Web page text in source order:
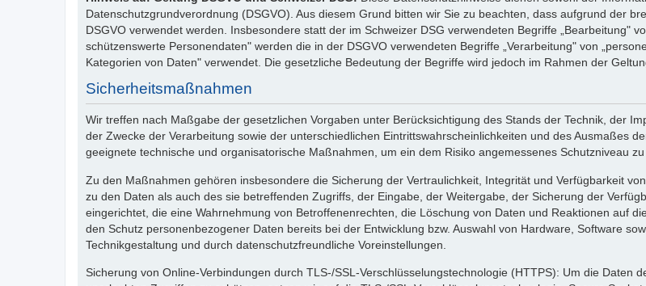
Datenschutzgrundverordnung (DSGVO). Aus diesem Grund bitten wir Sie zu beachten, dass aufgrund der
DSGVO verwendet werden. Insbesondere statt der im Schweizer DSG verwendeten Begriffe „Bearbeitung"
schützenswerte Personendaten" werden die in der DSGVO verwendeten Begriffe „Verarbeitung" von
Kategorien von Daten" verwendet. Die gesetzliche Bedeutung der Begriffe wird jedoch im Rahmen der
Sicherheitsmaßnahmen
Wir treffen nach Maßgabe der gesetzlichen Vorgaben unter Berücksichtigung des Stands der Technik, der
der Zwecke der Verarbeitung sowie der unterschiedlichen Eintrittswahrscheinlichkeiten und des Ausmaßes
geeignete technische und organisatorische Maßnahmen, um ein dem Risiko angemessenes Schutzniveau
Zu den Maßnahmen gehören insbesondere die Sicherung der Vertraulichkeit, Integrität und Verfügbarkeit
zu den Daten als auch des sie betreffenden Zugriffs, der Eingabe, der Weitergabe, der Sicherung der
eingerichtet, die eine Wahrnehmung von Betroffenenrechten, die Löschung von Daten und Reaktionen auf
den Schutz personenbezogener Daten bereits bei der Entwicklung bzw. Auswahl von Hardware, Software
Technikgestaltung und durch datenschutzfreundliche Voreinstellungen.
Sicherung von Online-Verbindungen durch TLS-/SSL-Verschlüsselungstechnologie (HTTPS): Um die Daten